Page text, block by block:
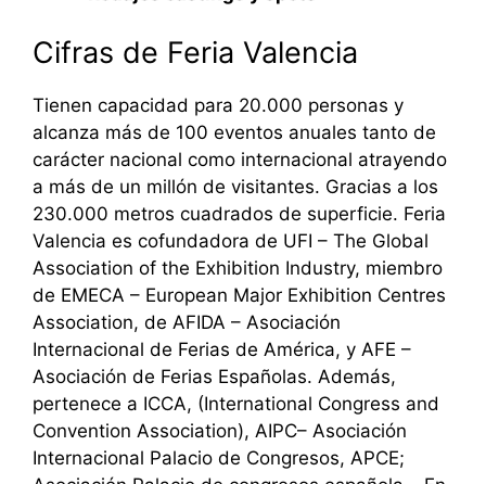
Cifras de Feria Valencia
Tienen capacidad para 20.000 personas y
alcanza más de 100 eventos anuales tanto de
carácter nacional como internacional atrayendo
a más de un millón de visitantes. Gracias a los
230.000 metros cuadrados de superficie. Feria
Valencia es cofundadora de UFI – The Global
Association of the Exhibition Industry, miembro
de EMECA – European Major Exhibition Centres
Association, de AFIDA – Asociación
Internacional de Ferias de América, y AFE –
Asociación de Ferias Españolas. Además,
pertenece a ICCA, (International Congress and
Convention Association), AIPC– Asociación
Internacional Palacio de Congresos, APCE;